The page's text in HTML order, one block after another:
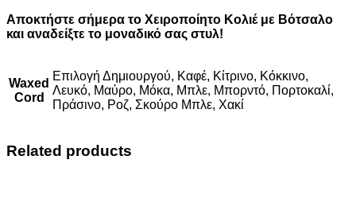
Αποκτήστε σήμερα το Χειροποίητο Κολιέ με Βότσαλο
και αναδείξτε το μοναδικό σας στυλ!
Waxed
Cord
Επιλογή Δημιουργού, Καφέ, Κίτρινο, Κόκκινο,
Λευκό, Μαύρο, Μόκα, Μπλε, Μπορντό, Πορτοκαλί,
Πράσινο, Ροζ, Σκούρο Μπλε, Χακί
Related products